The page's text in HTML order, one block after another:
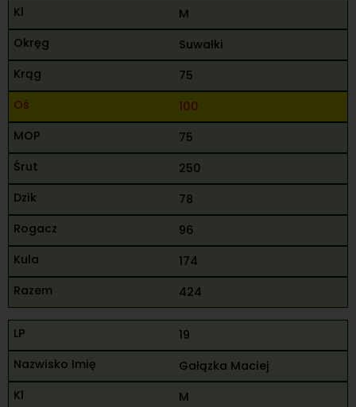
M
Suwałki
75
100
75
250
78
96
174
424
19
Gałązka Maciej
M